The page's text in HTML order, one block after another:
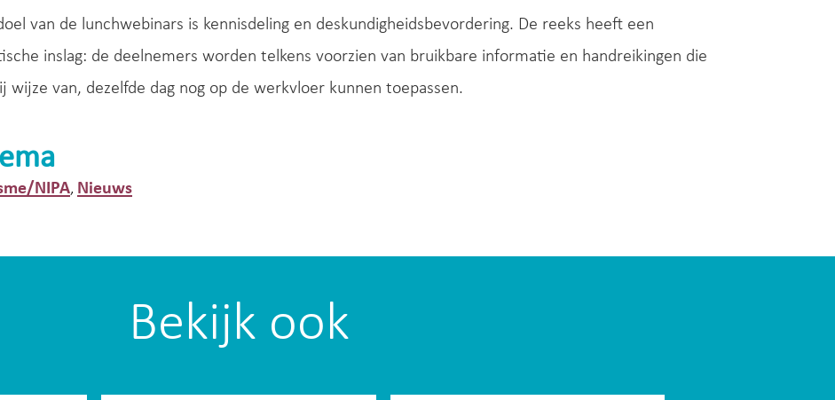
van de lunchwebinars is kennisdeling en deskundigheidsbevordering. De reeks heeft een
inslag: de deelnemers worden telkens voorzien van bruikbare informatie en handreikingen die
wijze van, dezelfde dag nog op de werkvloer kunnen toepassen.
NIPA, Nieuws
Bekijk ook